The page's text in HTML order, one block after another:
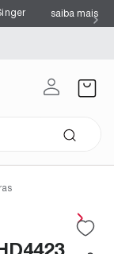
saiba mais